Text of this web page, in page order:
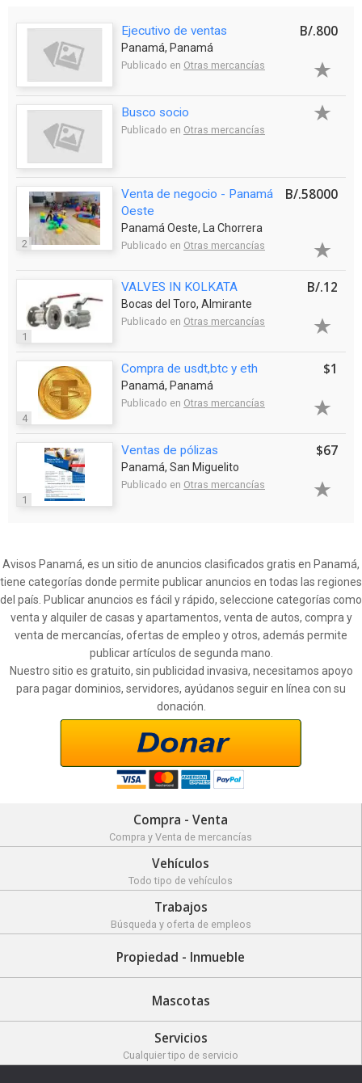
Ejecutivo de ventas
Panamá, Panamá
Publicado en Otras mercancías
B/.800
Busco socio
Publicado en Otras mercancías
2
Venta de negocio - Panamá
Oeste
Panamá Oeste, La Chorrera
Publicado en Otras mercancías
B/.58000
1
VALVES IN KOLKATA
Bocas del Toro, Almirante
Publicado en Otras mercancías
B/.12
4
Compra de usdt,btc y eth
Panamá, Panamá
Publicado en Otras mercancías
$1
1
Ventas de pólizas
Panamá, San Miguelito
Publicado en Otras mercancías
$67
Avisos Panamá, es un sitio de anuncios clasificados gratis en Panamá,
tiene categorías donde permite publicar anuncios en todas las regiones
del país. Publicar anuncios es fácil y rápido, seleccione categorías como
venta y alquiler de casas y apartamentos, venta de autos, compra y
venta de mercancías, ofertas de empleo y otros, además permite
publicar artículos de segunda mano.
Nuestro sitio es gratuito, sin publicidad invasiva, necesitamos apoyo
para pagar dominios, servidores, ayúdanos seguir en línea con su
donación.
Compra - Venta
Compra y Venta de mercancías
Vehículos
Todo tipo de vehículos
Trabajos
Búsqueda y oferta de empleos
Propiedad - Inmueble
Mascotas
Servicios
Cualquier tipo de servicio